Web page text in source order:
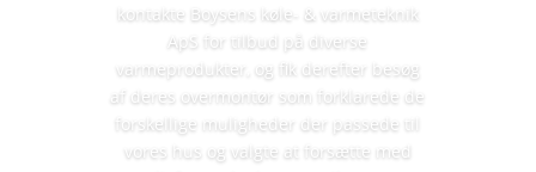
kontakte Boysens køle- & varmeteknik
ApS for tilbud på diverse
varmeprodukter, og fik derefter besøg
af deres overmontør som forklarede de
forskellige muligheder der passede til
vores hus og valgte at forsætte med